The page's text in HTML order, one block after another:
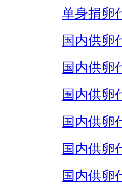
单身捐卵
国内供卵
国内供卵
国内供卵
国内供卵
国内供卵
国内供卵